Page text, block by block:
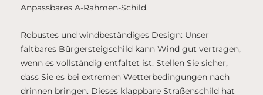
Anpassbares A-Rahmen-Schild.
Robustes und windbeständiges Design: Unser
faltbares Bürgersteigschild kann Wind gut vertragen,
wenn es vollständig entfaltet ist. Stellen Sie sicher,
dass Sie es bei extremen Wetterbedingungen nach
drinnen bringen. Dieses klappbare Straßenschild hat